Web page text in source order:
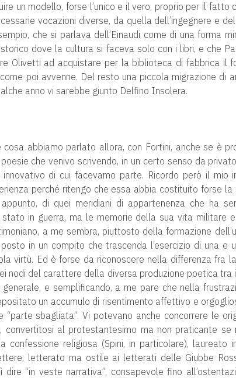
un modello, forse l’unico e il vero, proprio per il fatto
vocazioni diverse, da quella dell’ingegnere e
che si parlava dell’Einaudi come di una forma
dove la cultura si faceva solo con i libri, e che
Olivetti ad acquistare per la biblioteca di fabbrica il
poi avvenne. Del resto una piccola migrazione di
anno vi sarebbe giunto Delfino Insolera.
cosa abbiamo parlato allora, con Fortini, anche se è
che venivo scrivendo, in un certo senso da
di cui facevamo parte. Ricordo però il mio
perché ritengo che essa abbia costituito forse la
di quei meridiani di appartenenza che ha
stato in guerra, ma le memorie della sua vita militare
a me sembra, piuttosto della formazione
in un compito che trascenda l’esercizio di una e
virtù. Ed è forse da riconoscere nella differenza fra
nodi del carattere della diversa produzione poetica
e semplificando, a me pare che nella
un accumulo di risentimento affettivo e
“parte sbagliata”. Vi potevano anche concorrere le
convertitosi al protestantesimo ma non praticante se
confessione religiosa (Spini, in particolare), laureato
letterato ma ostile ai letterati delle Giubbe
dire “in veste narrativa”, consapevole fino